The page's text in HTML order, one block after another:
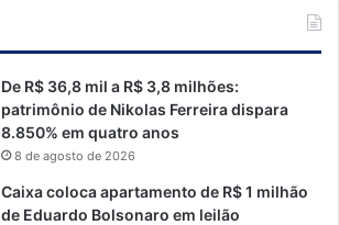
De R$ 36,8 mil a R$ 3,8 milhões:
patrimônio de Nikolas Ferreira dispara
8.850% em quatro anos
8 de agosto de 2026
Caixa coloca apartamento de R$ 1 milhão
de Eduardo Bolsonaro em leilão